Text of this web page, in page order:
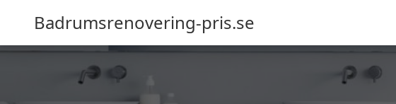
Badrumsrenovering-pris.se